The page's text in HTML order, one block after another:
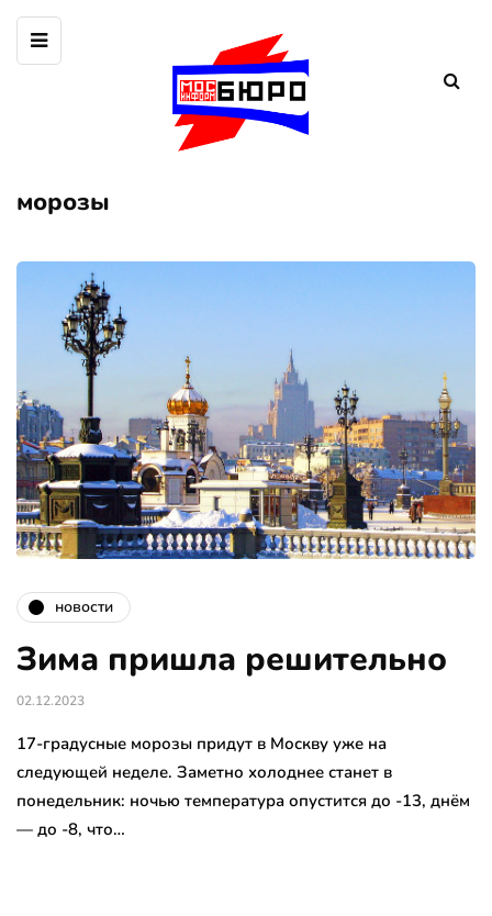
морозы
новости
Зима пришла решительно
02.12.2023
17-градусные морозы придут в Москву уже на
следующей неделе. Заметно холоднее станет в
понедельник: ночью температура опустится до -13, днём
— до -8, что…